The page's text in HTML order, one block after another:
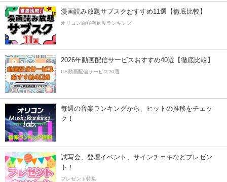
漫画読み放題サブスクおすすめ11選【徹底比較】
オリコン顧客満足度ランキング
2026年動画配信サービスおすすめ40選【徹底比較】
CS動画配信サービス20選
毎週の音楽ランキングから、ヒットの推移をチェッ
ク！
試写会、登壇イベント、サインチェキなどプレゼン
ト！
プレゼント特集